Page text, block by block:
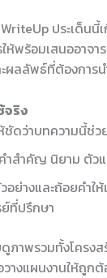
ประเด็น
ให้พร้อมเสนออาจ
ผลลัพธ์ที่ต้องการ
จริง
ชัดว่าบทความนี้ช่
ำสำคัญ นิยาม ตัว
อย่างและถ้อยคำใ
ย์ที่ปรึกษา
ภาพรวมทั้งโครงส
วางแผนงานให้ถูก